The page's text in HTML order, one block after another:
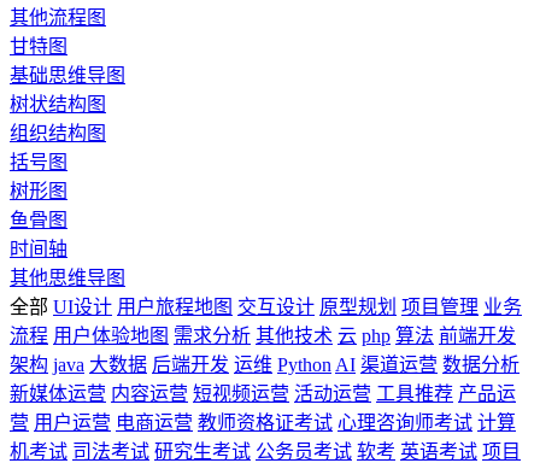
其他流程图
甘特图
基础思维导图
树状结构图
组织结构图
括号图
树形图
鱼骨图
时间轴
其他思维导图
全部 UI设计 用户旅程地图 交互设计 原型规划 项目管理 业务
流程 用户体验地图 需求分析 其他技术 云 php 算法 前端开发
架构 java 大数据 后端开发 运维 Python AI 渠道运营 数据分析
新媒体运营 内容运营 短视频运营 活动运营 工具推荐 产品运
营 用户运营 电商运营 教师资格证考试 心理咨询师考试 计算
机考试 司法考试 研究生考试 公务员考试 软考 英语考试 项目